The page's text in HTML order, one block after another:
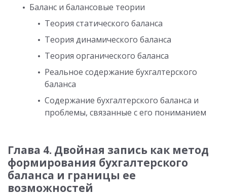
Баланс и балансовые теории
Теория статического баланса
Теория динамического баланса
Теория органического баланса
Реальное содержание бухгалтерского
баланса
Содержание бухгалтерского баланса и
проблемы, связанные с его пониманием
Глава 4. Двойная запись как метод
формирования бухгалтерского
баланса и границы ее
возможностей